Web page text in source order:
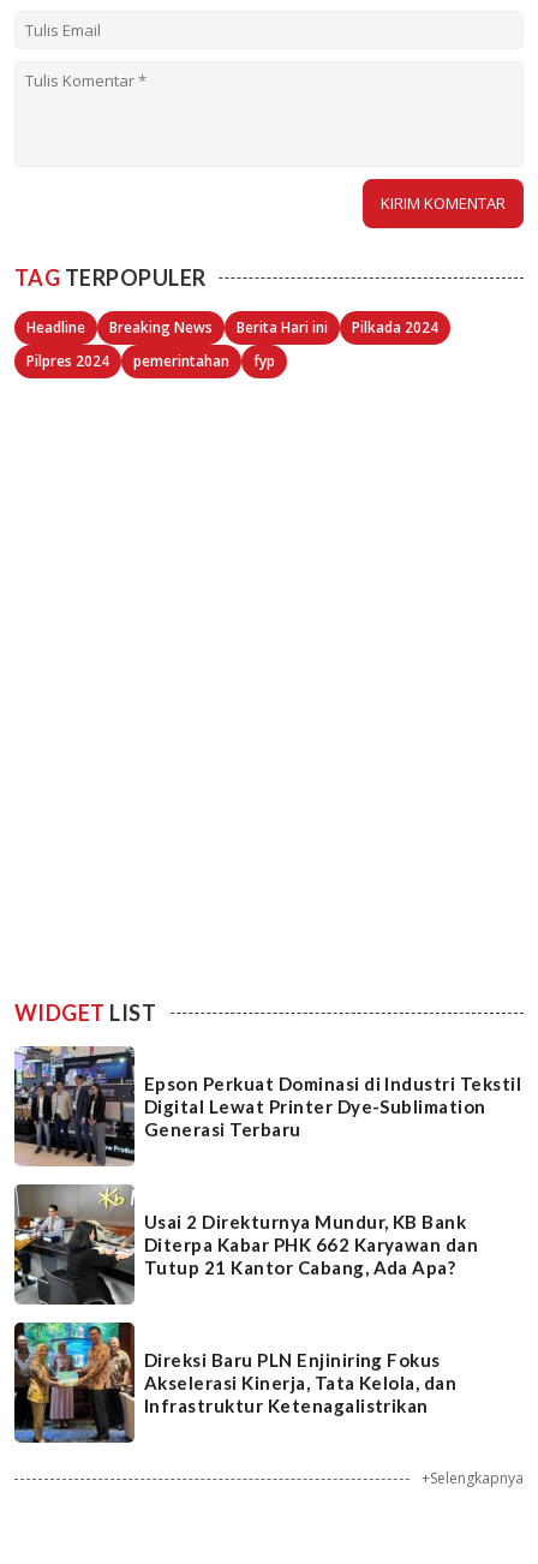
TAG TERPOPULER
Headline Breaking News Berita Hari ini
Pilkada 2024
Pilpres 2024
pemerintahan fyp
WIDGET LIST
Epson Perkuat Dominasi di Industri Tekstil
Digital Lewat Printer Dye-Sublimation
Generasi Terbaru
Usai 2 Direkturnya Mundur, KB Bank
Diterpa Kabar PHK 662 Karyawan dan
Tutup 21 Kantor Cabang, Ada Apa?
Direksi Baru PLN Enjiniring Fokus
Akselerasi Kinerja, Tata Kelola, dan
Infrastruktur Ketenagalistrikan
+Selengkapnya